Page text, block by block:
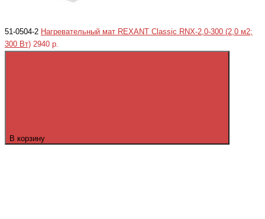
51-0504-2 Нагревательный мат REXANT Classic RNX-2,0-300 (2,0 м2;
300 Вт) 2940 р.
В корзину